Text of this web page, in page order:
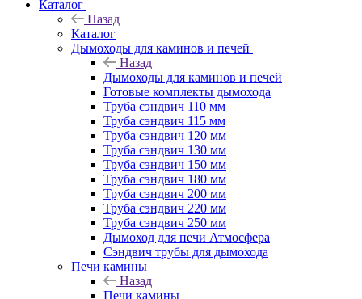
Каталог
Назад
Каталог
Дымоходы для каминов и печей
Назад
Дымоходы для каминов и печей
Готовые комплекты дымохода
Труба сэндвич 110 мм
Труба сэндвич 115 мм
Труба сэндвич 120 мм
Труба сэндвич 130 мм
Труба сэндвич 150 мм
Труба сэндвич 180 мм
Труба сэндвич 200 мм
Труба сэндвич 220 мм
Труба сэндвич 250 мм
Дымоход для печи Атмосфера
Сэндвич трубы для дымохода
Печи камины
Назад
Печи камины